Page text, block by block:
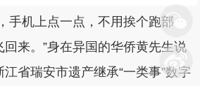
机上点一点，不用挨个跑部
来。”身在异国的华侨黄先生说
省瑞安市遗产继承“一类事”数字